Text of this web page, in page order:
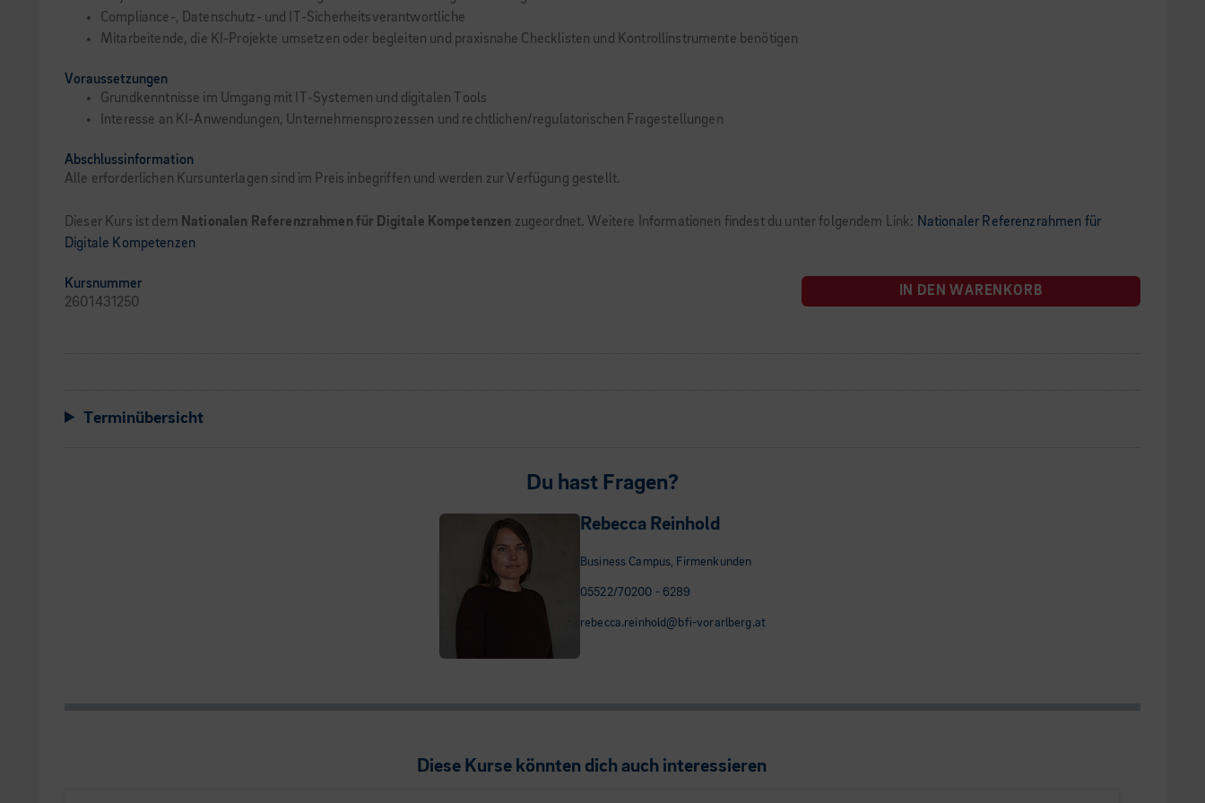
Compliance-, Datenschutz- und IT-Sicherheitsverantwortliche
Mitarbeitende, die KI-Projekte umsetzen oder begleiten und praxisnahe Checklisten und Kontrollinstrumente benötigen
Voraussetzungen
Grundkenntnisse im Umgang mit IT-Systemen und digitalen Tools
Interesse an KI-Anwendungen, Unternehmensprozessen und rechtlichen/regulatorischen Fragestellungen
Abschlussinformation
Alle erforderlichen Kursunterlagen sind im Preis inbegriffen und werden zur Verfügung gestellt.
Dieser Kurs ist dem Nationalen Referenzrahmen für Digitale Kompetenzen zugeordnet. Weitere Informationen findest du unter folgendem Link: Nationaler Referenzrahmen für
Digitale Kompetenzen
Kursnummer
2601431250
IN DEN WARENKORB
Terminübersicht
Du hast Fragen?
Rebecca Reinhold
Business Campus, Firmenkunden
05522/70200 - 6289
rebecca.reinhold@bfi-vorarlberg.at
Diese Kurse könnten dich auch interessieren